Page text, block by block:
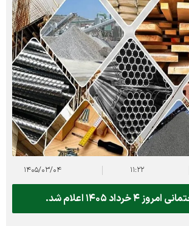
۱۱:۲۲ ۱۴۰۵/۰۳/۰۴
خرداد ۱۴۰۵ اعلام شد.